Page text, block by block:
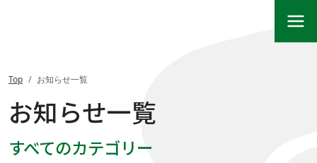
Top お知らせ一覧
お知らせ一覧
すべてのカテゴリー